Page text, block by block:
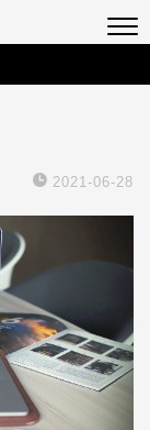
2021-06-28